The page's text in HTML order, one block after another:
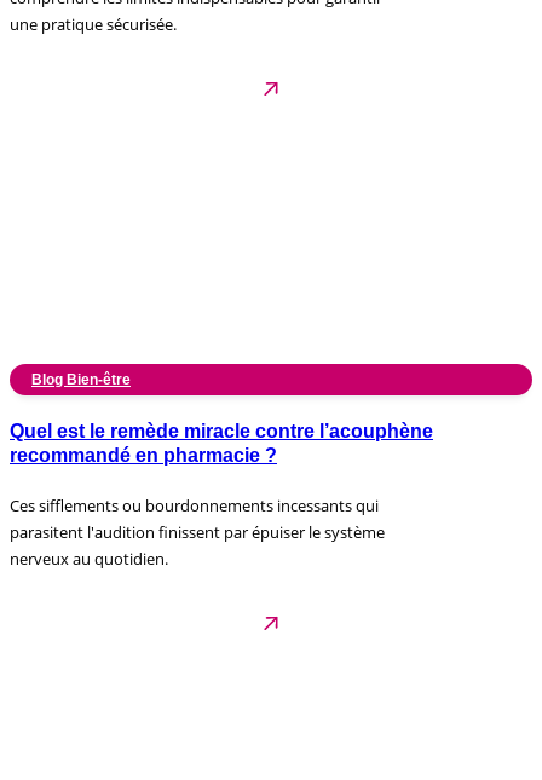
une pratique sécurisée.
Blog Bien-être
Quel est le remède miracle contre l’acouphène
recommandé en pharmacie ?
Ces sifflements ou bourdonnements incessants qui
parasitent l'audition finissent par épuiser le système
nerveux au quotidien.